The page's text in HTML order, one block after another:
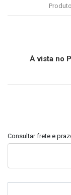
À vista no
Consultar frete e